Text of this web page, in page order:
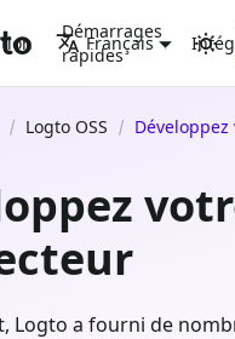
Démarrages
rapides
Français
Logto OSS
Logto a fourni de